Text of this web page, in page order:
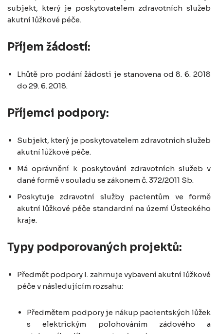
subjekt, který je poskytovatelem zdravotních služeb
akutní lůžkové péče.
Příjem žádostí:
Lhůtě pro podání žádosti je stanovena od 8. 6. 2018
do 29. 6. 2018.
Příjemci podpory:
Subjekt, který je poskytovatelem zdravotních služeb
akutní lůžkové péče.
Má oprávnění k poskytování zdravotních služeb v
dané formě v souladu se zákonem č. 372/2011 Sb.
Poskytuje zdravotní služby pacientům ve formě
akutní lůžkové péče standardní na území Ústeckého
kraje.
Typy podporovaných projektů:
Předmět podpory I. zahrnuje vybavení akutní lůžkové
péče v následujícím rozsahu:
Předmětem podpory je nákup pacientských lůžek
s elektrickým polohováním zádového a